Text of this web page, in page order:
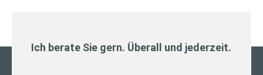
Ich berate Sie gern. Überall und jederzeit.